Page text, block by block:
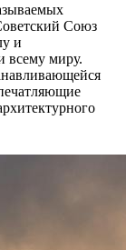
Союз
и
всему миру.